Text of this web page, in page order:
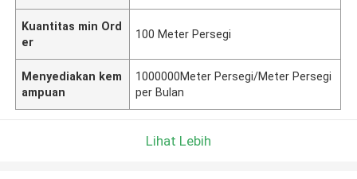
Kuantitas min Ord
er
100 Meter Persegi
Menyediakan kem
ampuan
1000000Meter Persegi/Meter Persegi
per Bulan
Lihat Lebih